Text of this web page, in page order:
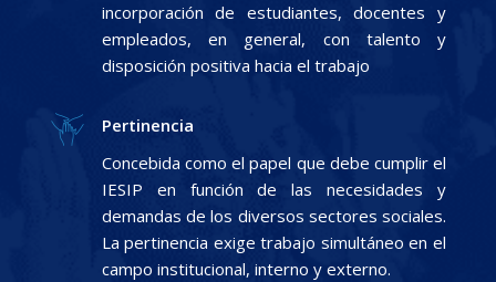
incorporación de estudiantes, docentes y
empleados, en general, con talento y
disposición positiva hacia el trabajo
Pertinencia
Concebida como el papel que debe cumplir el
IESIP en función de las necesidades y
demandas de los diversos sectores sociales.
La pertinencia exige trabajo simultáneo en el
campo institucional, interno y externo.